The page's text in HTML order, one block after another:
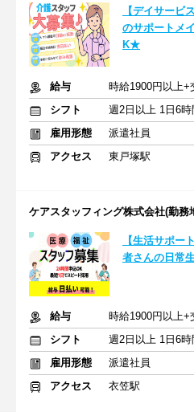
【デイサービ
のサポートメ
K★
給与
時給1900円以上+
シフト
雇用形態
派遣社員
アクセス
東戸塚駅
ケアスタッフィング株式会社(勤務
【生活サポー
者さんの日常
給与
時給1900円以上+
シフト
雇用形態
派遣社員
アクセス
衣笠駅